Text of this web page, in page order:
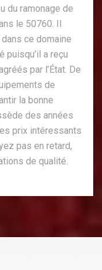
du ramonage de
le 50760. Il
ce domaine
puisqu’il a reçu
par l’État. De
de
la bonne
des années
prix intéressants
pas en retard,
de qualité.